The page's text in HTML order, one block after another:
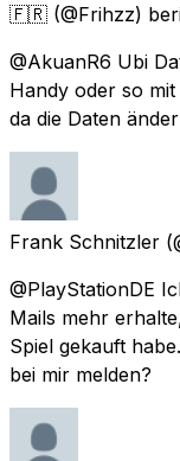
🇫🇷 (@Frihzz)
@AkuanR6 Ubi
Handy oder so
da die Daten
Frank Schnitzler
@PlayStationDE
Mails mehr
Spiel gekauft
bei mir melden?